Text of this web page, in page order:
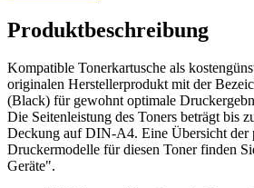
Produktbeschreibung
Kompatible Tonerkartusche als
originalen Herstellerprodukt mit der
(Black) für gewohnt optimale
Die Seitenleistung des Toners beträgt bis
Deckung auf DIN-A4. Eine Übersicht der
Druckermodelle für diesen Toner finden
Geräte".